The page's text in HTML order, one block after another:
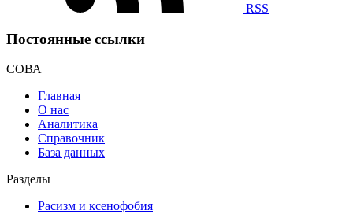
RSS
Постоянные ссылки
СОВА
Главная
О нас
Аналитика
Справочник
База данных
Разделы
Расизм и ксенофобия